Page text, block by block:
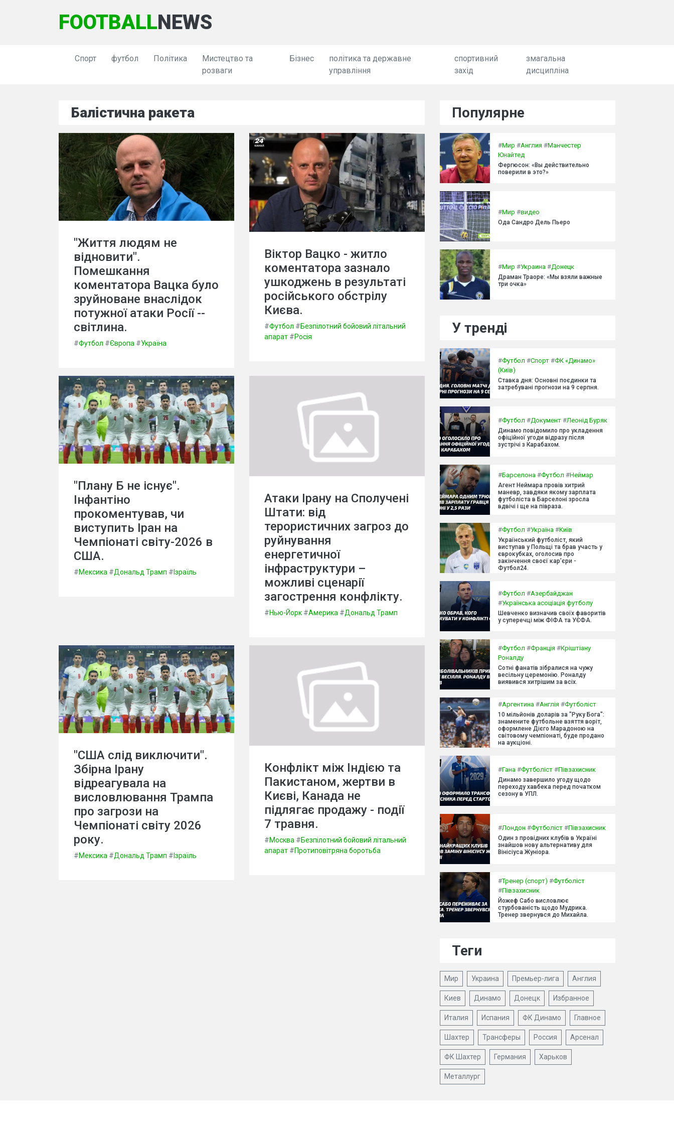
FOOTBALLNEWS
Спорт футбол Політика
Мистецтво та
розваги
Бізнес
політика та державне
управління
спортивний
захід
змагальна
дисципліна
Балістична ракета
"Життя людям не
відновити".
Помешкання
коментатора Вацка було
зруйноване внаслідок
потужної атаки Росії --
світлина.
#Футбол #Європа #Україна
Віктор Вацко - житло
коментатора зазнало
ушкоджень в результаті
російського обстрілу
Києва.
#Футбол #Безпілотний бойовий літальний
апарат #Росія
"Плану Б не існує".
Інфантіно
прокоментував, чи
виступить Іран на
Чемпіонаті світу-2026 в
США.
#Мексика #Дональд Трамп # Ізраїль
Атаки Ірану на Сполучені
Штати: від
терористичних загроз до
руйнування
енергетичної
інфраструктури –
можливі сценарії
загострення конфлікту.
#Нью-Йорк #Америка #Дональд Трамп
"США слід виключити".
Збірна Ірану
відреагувала на
висловлювання Трампа
про загрози на
Чемпіонаті світу 2026
року.
#Мексика #Дональд Трамп # Ізраїль
Конфлікт між Індією та
Пакистаном, жертви в
Києві, Канада не
підлягає продажу - події
7 травня.
#Москва #Безпілотний бойовий літальний
апарат #Протиповітряна боротьба
Популярне
#Мир #Англия #Манчестер
Юнайтед
Фергюсон: «Вы действительно
поверили в это?»
#Мир #видео
Ода Сандро Дель Пьеро
#Мир #Украина #Донецк
Драман Траоре: «Мы взяли важные
три очка»
У тренді
#Футбол #Спорт #ФК «Динамо»
(Київ)
Ставка дня: Основні поєдинки та
затребувані прогнози на 9 серпня.
#Футбол #Документ #Леонід Буряк
Динамо повідомило про укладення
офіційної угоди відразу після
зустрічі з Карабахом.
#Барселона #Футбол #Неймар
Агент Неймара провів хитрий
маневр, завдяки якому зарплата
футболіста в Барселоні зросла
вдвічі і ще на півраза.
#Футбол #Україна #Київ
Український футболіст, який
виступав у Польщі та брав участь у
єврокубках, оголосив про
закінчення своєї кар'єри -
Футбол24.
#Футбол #Азербайджан
#Українська асоціація футболу
Шевченко визначив своїх фаворитів
у суперечці між ФІФА та УЄФА.
#Футбол #Франція #Кріштіану
Роналду
Сотні фанатів зібралися на чужу
весільну церемонію. Роналду
виявився хитрішим за всіх.
#Аргентина #Англія #Футболіст
10 мільйонів доларів за "Руку Бога":
знамените футбольне взяття воріт,
оформлене Дієго Марадоною на
світовому чемпіонаті, буде продано
на аукціоні.
#Гана #Футболіст #Півзахисник
Динамо завершило угоду щодо
переходу хавбека перед початком
сезону в УПЛ.
#Лондон #Футболіст #Півзахисник
Один з провідних клубів в Україні
знайшов нову альтернативу для
Вінісіуса Жуніора.
#Тренер (спорт) #Футболіст
#Півзахисник
Йожеф Сабо висловлює
стурбованість щодо Мудрика.
Тренер звернувся до Михайла.
Теги
Мир Украина Премьер-лига Англия
Киев Динамо Донецк Избранное
Италия Испания ФК Динамо Главное
Шахтер Трансферы Россия Арсенал
ФК Шахтер Германия Харьков
Металлург